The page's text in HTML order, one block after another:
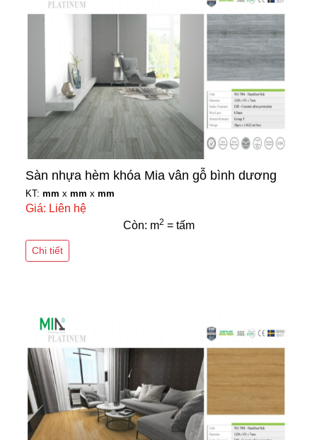
Sàn nhựa hèm khóa Mia vân gỗ bình dương
KT: mm x mm x mm
Giá: Liên hệ
Còn: m2 = tấm
Chi tiết